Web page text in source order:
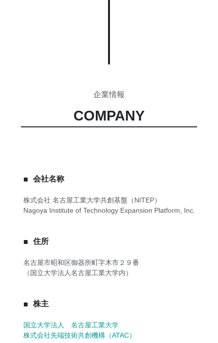
企業情報
COMPANY
会社名称
株式会社 名古屋工業大学共創基盤（NITEP）
Nagoya Institute of Technology Expansion Platform, Inc.
住所
名古屋市昭和区御器所町字木市２９番
（国立大学法人名古屋工業大学内）
株主
国立大学法人 名古屋工業大学
株式会社先端技術共創機構（ATAC）